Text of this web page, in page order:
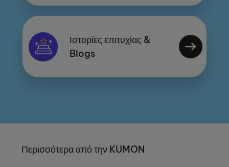
Ιστορίες επιτυχίας &
Blogs
Περισσότερα από την KUMON